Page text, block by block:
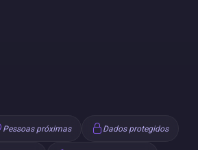
Pessoas próximas Dados protegidos